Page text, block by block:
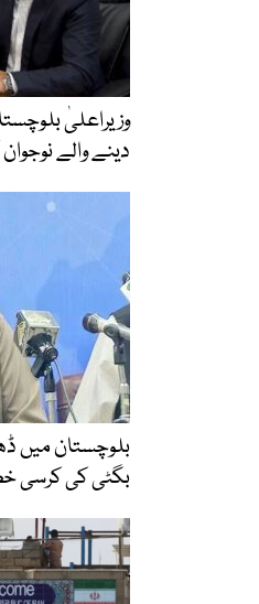
دینے والے
بلوچستان میں
بگٹی کی کرسی